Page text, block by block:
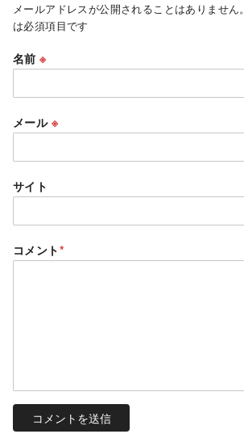
メールアドレスが公開されることはありません。
は必須項目です
名前※
メール ※
サイト
コメント*